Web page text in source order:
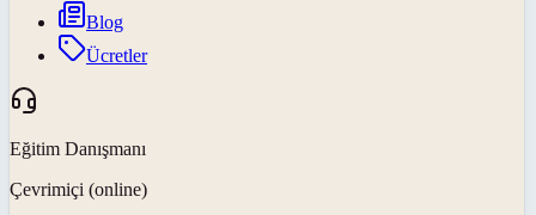
Blog
Ücretler
Eğitim Danışmanı
Çevrimiçi (online)